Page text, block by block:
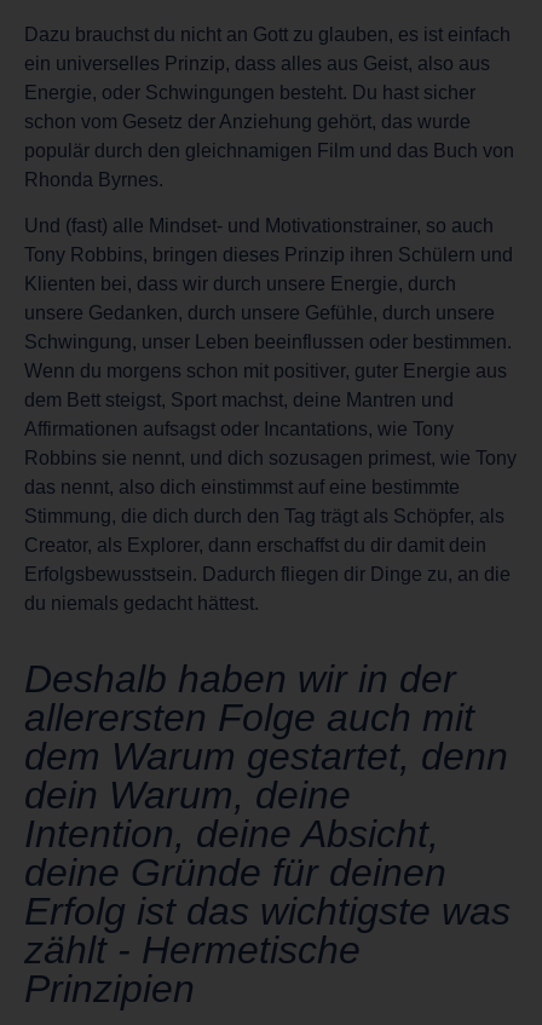
Dazu brauchst du nicht an Gott zu glauben, es ist einfach
ein universelles Prinzip, dass alles aus Geist, also aus
Energie, oder Schwingungen besteht. Du hast sicher
schon vom Gesetz der Anziehung gehört, das wurde
populär durch den gleichnamigen Film und das Buch von
Rhonda Byrnes.
Und (fast) alle Mindset- und Motivationstrainer, so auch
Tony Robbins, bringen dieses Prinzip ihren Schülern und
Klienten bei, dass wir durch unsere Energie, durch
unsere Gedanken, durch unsere Gefühle, durch unsere
Schwingung, unser Leben beeinflussen oder bestimmen.
Wenn du morgens schon mit positiver, guter Energie aus
dem Bett steigst, Sport machst, deine Mantren und
Affirmationen aufsagst oder Incantations, wie Tony
Robbins sie nennt, und dich sozusagen primest, wie Tony
das nennt, also dich einstimmst auf eine bestimmte
Stimmung, die dich durch den Tag trägt als Schöpfer, als
Creator, als Explorer, dann erschaffst du dir damit dein
Erfolgsbewusstsein. Dadurch fliegen dir Dinge zu, an die
du niemals gedacht hättest.
Deshalb haben wir in der
allerersten Folge auch mit
dem Warum gestartet, denn
dein Warum, deine
Intention, deine Absicht,
deine Gründe für deinen
Erfolg ist das wichtigste was
zählt - Hermetische
Prinzipien